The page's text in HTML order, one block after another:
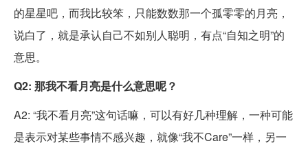
的星星吧，而我比较笨，只能数数那一个孤零零的月亮，
说白了，就是承认自己不如别人聪明，有点“自知之明”的
意思。
Q2: 那我不看月亮是什么意思呢？
A2: “我不看月亮”这句话嘛，可以有好几种理解，一种可能
是表示对某些事情不感兴趣，就像“我不Care”一样，另一